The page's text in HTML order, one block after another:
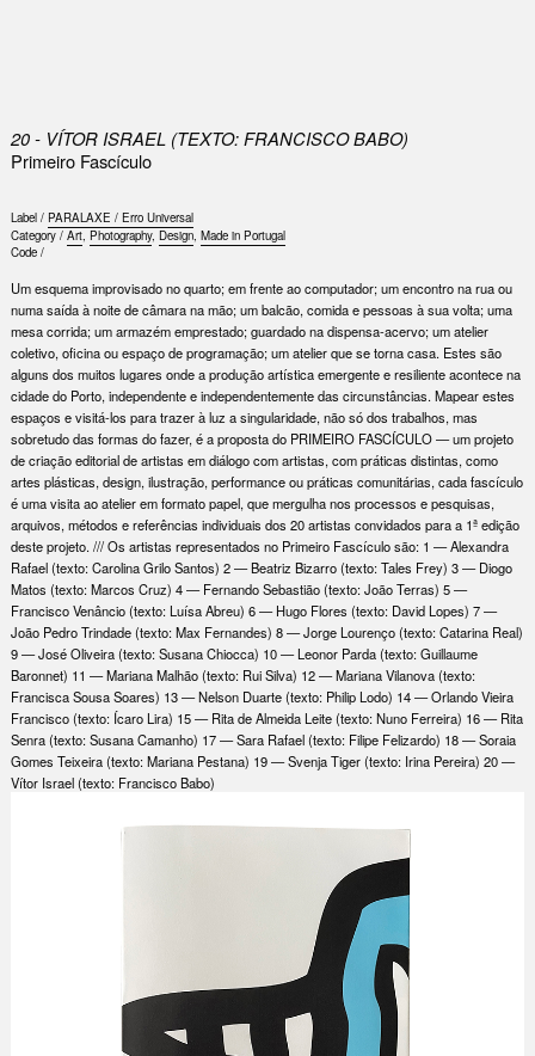
20 - VÍTOR ISRAEL (TEXTO: FRANCISCO BABO)
Primeiro Fascículo
Label / PARALAXE / Erro Universal
Category / Art, Photography, Design, Made in Portugal
Code /
Um esquema improvisado no quarto; em frente ao computador; um encontro na rua ou
numa saída à noite de câmara na mão; um balcão, comida e pessoas à sua volta; uma
mesa corrida; um armazém emprestado; guardado na dispensa-acervo; um atelier
coletivo, oficina ou espaço de programação; um atelier que se torna casa. Estes são
alguns dos muitos lugares onde a produção artística emergente e resiliente acontece na
cidade do Porto, independente e independentemente das circunstâncias. Mapear estes
espaços e visitá-los para trazer à luz a singularidade, não só dos trabalhos, mas
sobretudo das formas do fazer, é a proposta do PRIMEIRO FASCÍCULO — um projeto
de criação editorial de artistas em diálogo com artistas, com práticas distintas, como
artes plásticas, design, ilustração, performance ou práticas comunitárias, cada fascículo
é uma visita ao atelier em formato papel, que mergulha nos processos e pesquisas,
arquivos, métodos e referências individuais dos 20 artistas convidados para a 1ª edição
deste projeto. /// Os artistas representados no Primeiro Fascículo são: 1 — Alexandra
Rafael (texto: Carolina Grilo Santos) 2 — Beatriz Bizarro (texto: Tales Frey) 3 — Diogo
Matos (texto: Marcos Cruz) 4 — Fernando Sebastião (texto: João Terras) 5 —
Francisco Venâncio (texto: Luísa Abreu) 6 — Hugo Flores (texto: David Lopes) 7 —
João Pedro Trindade (texto: Max Fernandes) 8 — Jorge Lourenço (texto: Catarina Real)
9 — José Oliveira (texto: Susana Chiocca) 10 — Leonor Parda (texto: Guillaume
Baronnet) 11 — Mariana Malhão (texto: Rui Silva) 12 — Mariana Vilanova (texto:
Francisca Sousa Soares) 13 — Nelson Duarte (texto: Philip Lodo) 14 — Orlando Vieira
Francisco (texto: Ícaro Lira) 15 — Rita de Almeida Leite (texto: Nuno Ferreira) 16 — Rita
Senra (texto: Susana Camanho) 17 — Sara Rafael (texto: Filipe Felizardo) 18 — Soraia
Gomes Teixeira (texto: Mariana Pestana) 19 — Svenja Tiger (texto: Irina Pereira) 20 —
Vítor Israel (texto: Francisco Babo)